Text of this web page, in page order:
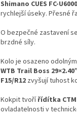
Shimano CUES FC-
rychlejší úseky. Přesné
O bezpečné zastavení
brzdné síly.
Kolo je osazeno
WTB Trail Boss 29×2.40”
F15/R12 zvyšují tuhost
Kokpit tvořířídítka CTM
ovladatelnosti v